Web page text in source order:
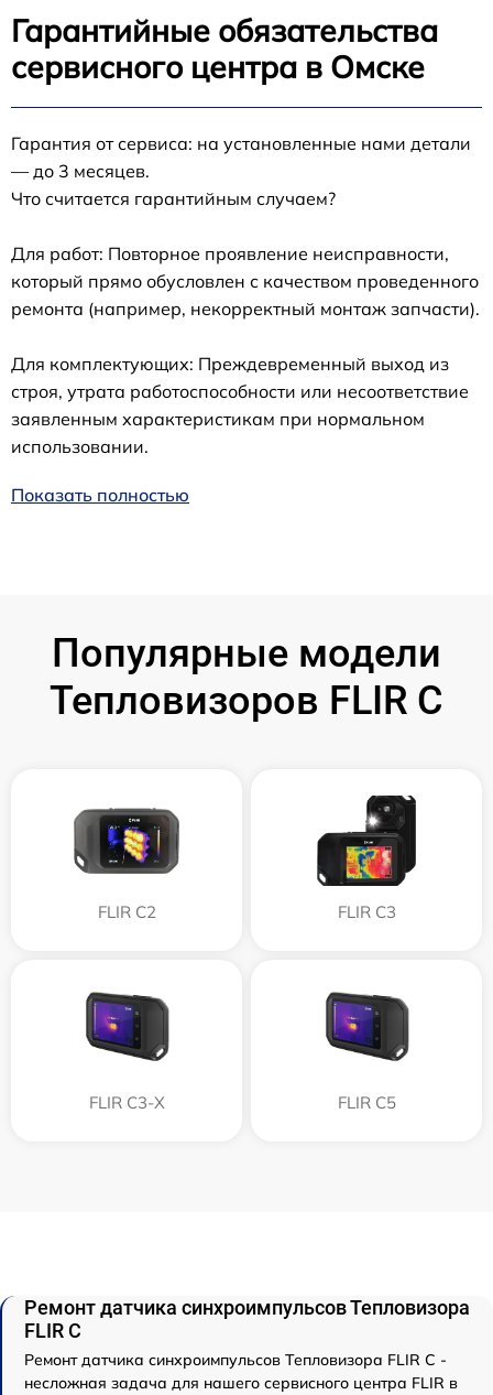
Гарантийные обязательства
сервисного центра в Омске
Гарантия от сервиса: на установленные нами детали
— до 3 месяцев.
Что считается гарантийным случаем?
Для работ: Повторное проявление неисправности,
который прямо обусловлен с качеством проведенного
ремонта (например, некорректный монтаж запчасти).
Для комплектующих: Преждевременный выход из
строя, утрата работоспособности или несоответствие
заявленным характеристикам при нормальном
использовании.
Показать полностью
Популярные модели
Тепловизоров FLIR C
FLIR C2 FLIR С3
FLIR С3-Х FLIR С5
Ремонт датчика синхроимпульсов Тепловизора
FLIR C
Ремонт датчика синхроимпульсов Тепловизора FLIR C -
несложная задача для нашего сервисного центра FLIR в